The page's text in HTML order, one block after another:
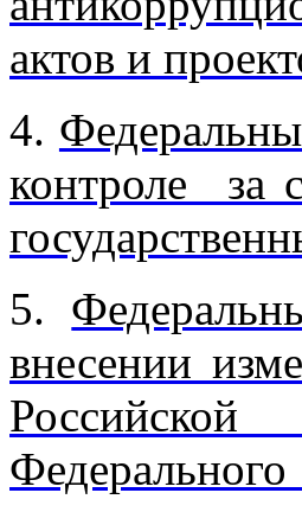
актов и
4.
контроле за
5.
внесении